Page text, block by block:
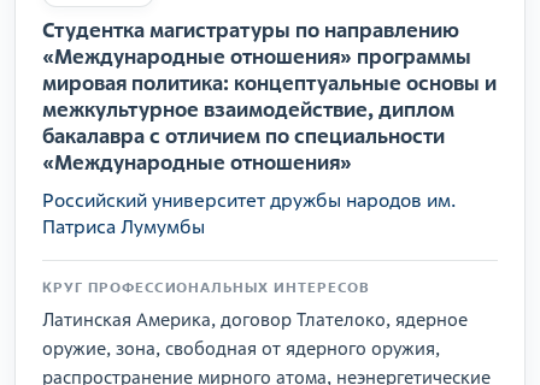
Студентка магистратуры по направлению
«Международные отношения» программы
мировая политика: концептуальные основы и
межкультурное взаимодействие, диплом
бакалавра с отличием по специальности
«Международные отношения»
Российский университет дружбы народов им.
Патриса Лумумбы
КРУГ ПРОФЕССИОНАЛЬНЫХ ИНТЕРЕСОВ
Латинская Америка, договор Тлателоко, ядерное
оружие, зона, свободная от ядерного оружия,
распространение мирного атома, неэнергетические